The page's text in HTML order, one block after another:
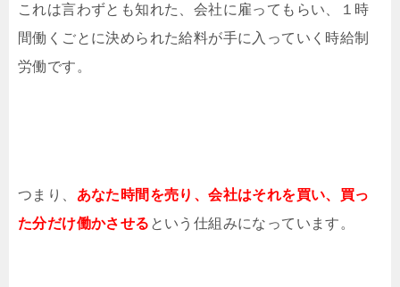
これは言わずとも知れた、会社に雇ってもらい、１時
間働くごとに決められた給料が手に入っていく時給制
労働です。
つまり、 あなた時間を売り、会社はそれを買い、買っ
た分だけ働かさせる という仕組みになっています。